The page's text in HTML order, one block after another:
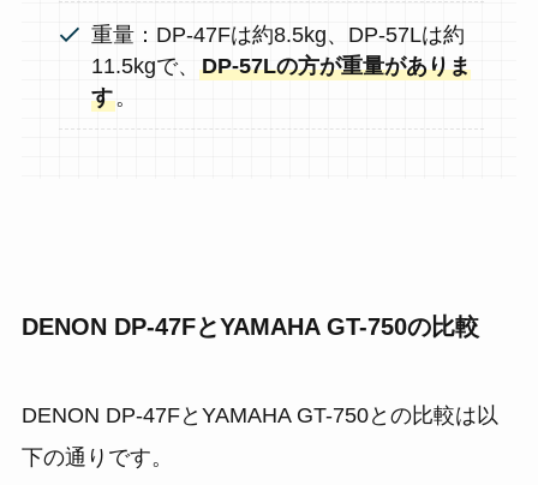
重量：DP-47Fは約8.5kg、DP-57Lは約
11.5kgで、DP-57Lの方が重量がありま
す。
DENON DP-47FとYAMAHA GT-750の比較
DENON DP-47FとYAMAHA GT-750との比較は以
下の通りです。